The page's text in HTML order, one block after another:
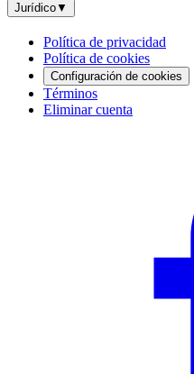
Jurídico▼
Política de privacidad
Política de cookies
Configuración de cookies
Términos
Eliminar cuenta